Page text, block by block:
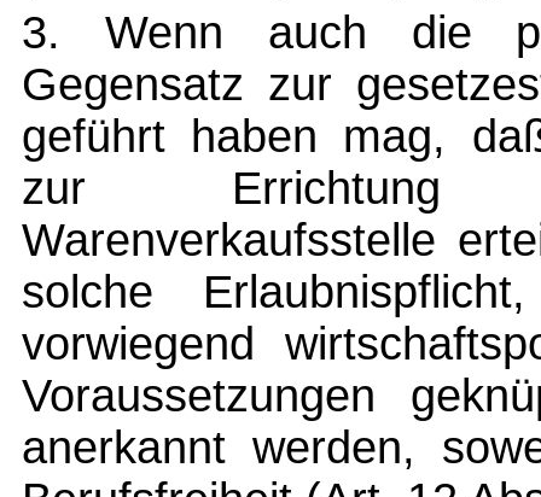
3. Wenn auch die
Gegensatz zur
geführt haben mag,
zur Errichtung
Warenverkaufsstelle
solche
vorwiegend
Voraussetzungen
anerkannt werden,